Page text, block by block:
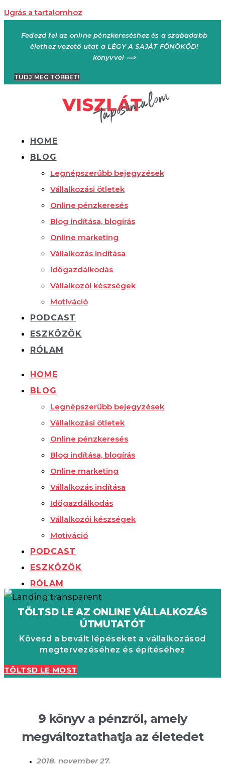
Ugrás a tartalomhoz
Fedezd fel az online pénzkereséshez és a szabadabb
élethez vezető utat a LÉGY A SAJÁT FŐNÖKÖD!
könyvvel ⟹
TUDJ MEG TÖBBET!
HOME
BLOG
Legnépszerűbb bejegyzések
Vállalkozási ötletek
Online pénzkeresés
Blog indítása, blogírás
Online marketing
Vállalkozás indítása
Időgazdálkodás
Vállalkozói készségek
Motiváció
PODCAST
ESZKÖZÖK
RÓLAM
HOME
BLOG
Legnépszerűbb bejegyzések
Vállalkozási ötletek
Online pénzkeresés
Blog indítása, blogírás
Online marketing
Vállalkozás indítása
Időgazdálkodás
Vállalkozói készségek
Motiváció
PODCAST
ESZKÖZÖK
RÓLAM
TÖLTSD LE AZ ONLINE VÁLLALKOZÁS
ÚTMUTATÓT
Kövesd a bevált lépéseket a vállalkozásod
megtervezéséhez és építéséhez
TÖLTSD LE MOST
9 könyv a pénzről, amely
megváltoztathatja az életedet
2018. november 27.